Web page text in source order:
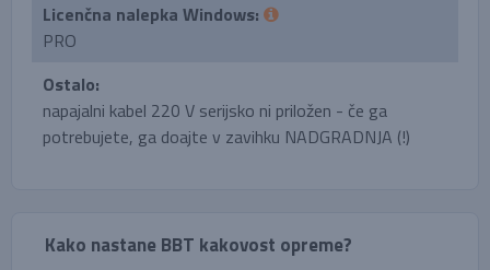
Licenčna nalepka Windows:
PRO
Ostalo:
napajalni kabel 220 V serijsko ni priložen - če ga
potrebujete, ga doajte v zavihku NADGRADNJA (!)
Kako nastane BBT kakovost opreme?